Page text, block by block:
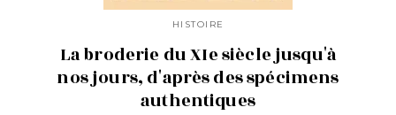
HISTOIRE
La broderie du XIe siècle jusqu'à
nos jours, d'après des spécimens
authentiques